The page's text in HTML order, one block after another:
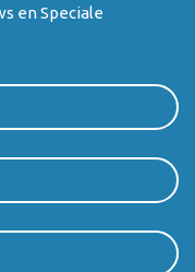
en Speciale